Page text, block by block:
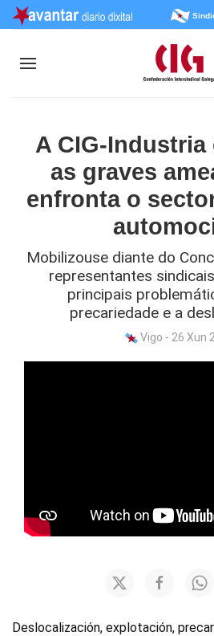
A CIG-
as graves
enfronta o
Mobilizouse diante do
representantes
principais
precariedade e a
Vigo - 26 Xun
Deslocalización, explotación,